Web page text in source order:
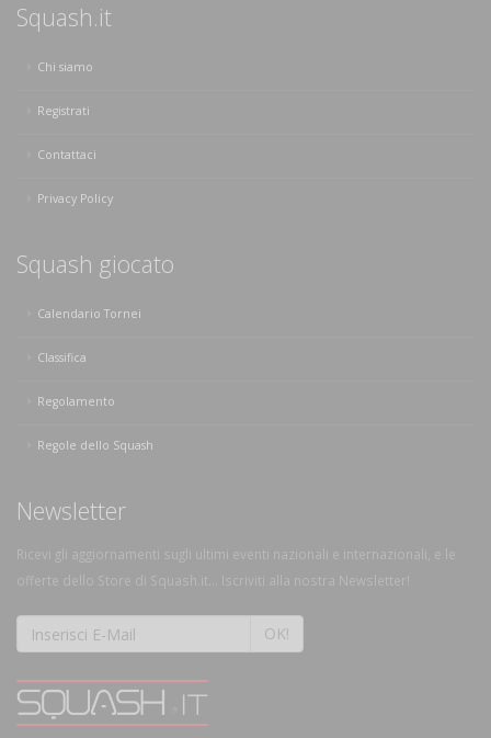
Squash.it
Chi siamo
Registrati
Contattaci
Privacy Policy
Squash giocato
Calendario Tornei
Classifica
Regolamento
Regole dello Squash
Newsletter
Ricevi gli aggiornamenti sugli ultimi eventi nazionali e internazionali, e le
offerte dello Store di Squash.it... Iscriviti alla nostra Newsletter!
OK!